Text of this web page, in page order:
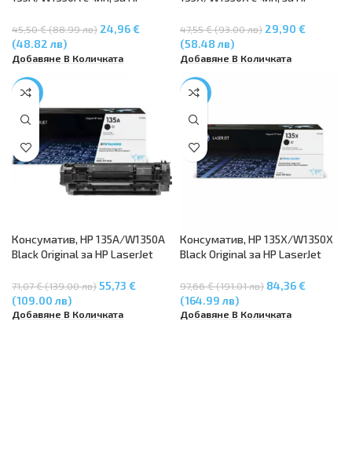
M234
45,50 € (88.99 лв) 24,96 €
(48.82 лв)
Добавяне В Количката
LaserJet MFP M234dw,
M234sdn, M234sdw
47,55 € (93.00 лв) 29,90 €
(58.48 лв)
Добавяне В Количката
-22%
Консуматив, HP 135A/W1350A
Black Original за HP LaserJet
71,07 € (139.00 лв)55,73 €
(109.00 лв)
Добавяне В Количката
-14%
Консуматив, HP 135X/W1350X
Black Original за HP LaserJet
M234 series
97,66 € (191.01 лв) 84,36 €
(164.99 лв)
Добавяне В Количката